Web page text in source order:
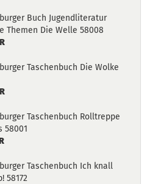
Buch Jugendliteratur
Themen Die Welle 58008
Taschenbuch Die Wolke
Taschenbuch Rolltreppe
58001
Taschenbuch Ich knall
58172